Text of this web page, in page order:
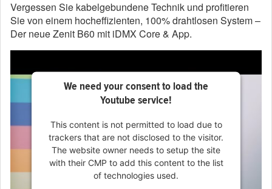
Vergessen Sie kabelgebundene Technik und profitieren
Sie von einem hocheffizienten, 100% drahtlosen System –
Der neue Zenit B60 mit iDMX Core & App.
We need your consent to load the
Youtube service!
This content is not permitted to load due to
trackers that are not disclosed to the visitor.
The website owner needs to setup the site
with their CMP to add this content to the list
of technologies used.